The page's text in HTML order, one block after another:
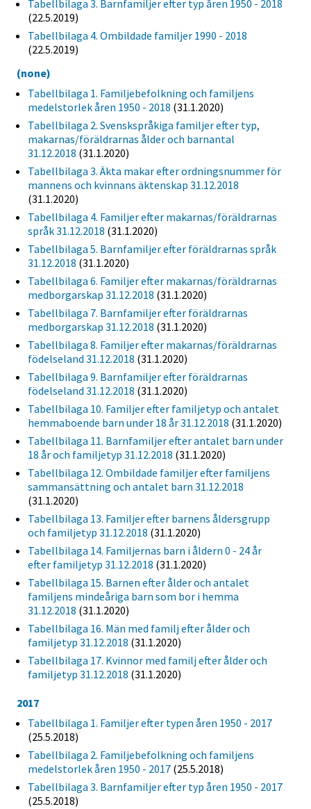
Tabellbilaga 3. Barnfamiljer efter typ åren 1950 - 2018
(22.5.2019)
Tabellbilaga 4. Ombildade familjer 1990 - 2018
(22.5.2019)
(none)
Tabellbilaga 1. Familjebefolkning och familjens
medelstorlek åren 1950 - 2018 (31.1.2020)
Tabellbilaga 2. Svenskspråkiga familjer efter typ,
makarnas/föräldrarnas ålder och barnantal
31.12.2018 (31.1.2020)
Tabellbilaga 3. Äkta makar efter ordningsnummer för
mannens och kvinnans äktenskap 31.12.2018
(31.1.2020)
Tabellbilaga 4. Familjer efter makarnas/föräldrarnas
språk 31.12.2018 (31.1.2020)
Tabellbilaga 5. Barnfamiljer efter föräldrarnas språk
31.12.2018 (31.1.2020)
Tabellbilaga 6. Familjer efter makarnas/föräldrarnas
medborgarskap 31.12.2018 (31.1.2020)
Tabellbilaga 7. Barnfamiljer efter föräldrarnas
medborgarskap 31.12.2018 (31.1.2020)
Tabellbilaga 8. Familjer efter makarnas/föräldrarnas
födelseland 31.12.2018 (31.1.2020)
Tabellbilaga 9. Barnfamiljer efter föräldrarnas
födelseland 31.12.2018 (31.1.2020)
Tabellbilaga 10. Familjer efter familjetyp och antalet
hemmaboende barn under 18 år 31.12.2018 (31.1.2020)
Tabellbilaga 11. Barnfamiljer efter antalet barn under
18 år och familjetyp 31.12.2018 (31.1.2020)
Tabellbilaga 12. Ombildade familjer efter familjens
sammansättning och antalet barn 31.12.2018
(31.1.2020)
Tabellbilaga 13. Familjer efter barnens åldersgrupp
och familjetyp 31.12.2018 (31.1.2020)
Tabellbilaga 14. Familjernas barn i åldern 0 - 24 år
efter familjetyp 31.12.2018 (31.1.2020)
Tabellbilaga 15. Barnen efter ålder och antalet
familjens mindeåriga barn som bor i hemma
31.12.2018 (31.1.2020)
Tabellbilaga 16. Män med familj efter ålder och
familjetyp 31.12.2018 (31.1.2020)
Tabellbilaga 17. Kvinnor med familj efter ålder och
familjetyp 31.12.2018 (31.1.2020)
2017
Tabellbilaga 1. Familjer efter typen åren 1950 - 2017
(25.5.2018)
Tabellbilaga 2. Familjebefolkning och familjens
medelstorlek åren 1950 - 2017 (25.5.2018)
Tabellbilaga 3. Barnfamiljer efter typ åren 1950 - 2017
(25.5.2018)